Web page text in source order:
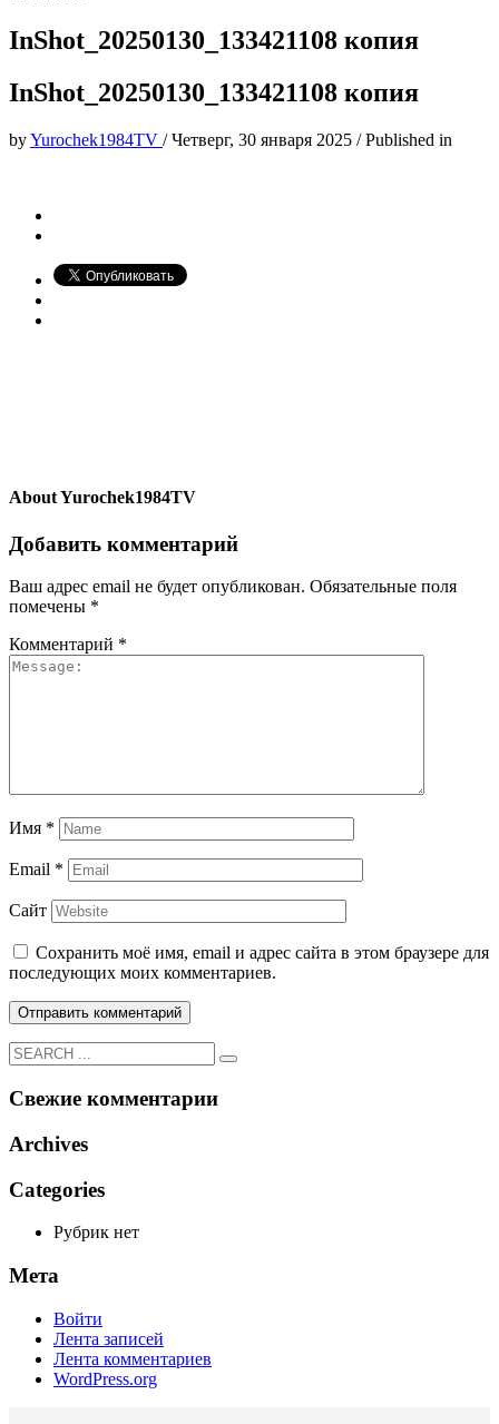
InShot_20250130_133421108 копия
InShot_20250130_133421108 копия
byYurochek1984TV /Четверг, 30 января 2025 /Published in
AboutYurochek1984TV
Добавить комментарий
Ваш адрес email не будет опубликован. Обязательные поля
помечены *
Комментарий *
Имя *
Email *
Сайт
Сохранить моё имя, email и адрес сайта в этом браузере для
последующих моих комментариев.
Свежие комментарии
Archives
Categories
Рубрик нет
Мета
Войти
Лента записей
Лента комментариев
WordPress.org